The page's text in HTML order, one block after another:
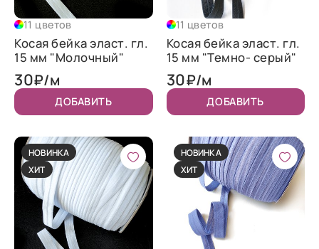
11 цветов
Косая бейка эласт. гл.
15 мм "Молочный"
30₽/м
ДОБАВИТЬ
11 цветов
Косая бейка эласт. гл.
15 мм "Темно- серый"
30₽/м
ДОБАВИТЬ
НОВИНКА
ХИТ
НОВИНКА
ХИТ